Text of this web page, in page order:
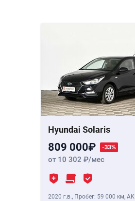
Hyundai Solaris
809 000 -33%
от 10 302 /мес
2020 г.в., Пробег: 59 000 км,